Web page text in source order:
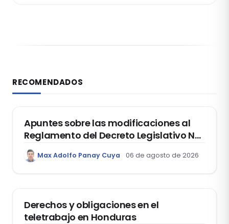
RECOMENDADOS
DERECHO REGISTRAL
Apuntes sobre las modificaciones al
Reglamento del Decreto Legislativo Nº
1400, que aprueba el Régimen de
Garantía Mobiliaria
Max Adolfo Panay Cuya 06 de agosto de 2026
Derechos y obligaciones en el
teletrabajo en Honduras